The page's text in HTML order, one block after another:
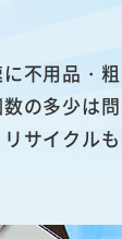
不用品・
の多少は
サイクル